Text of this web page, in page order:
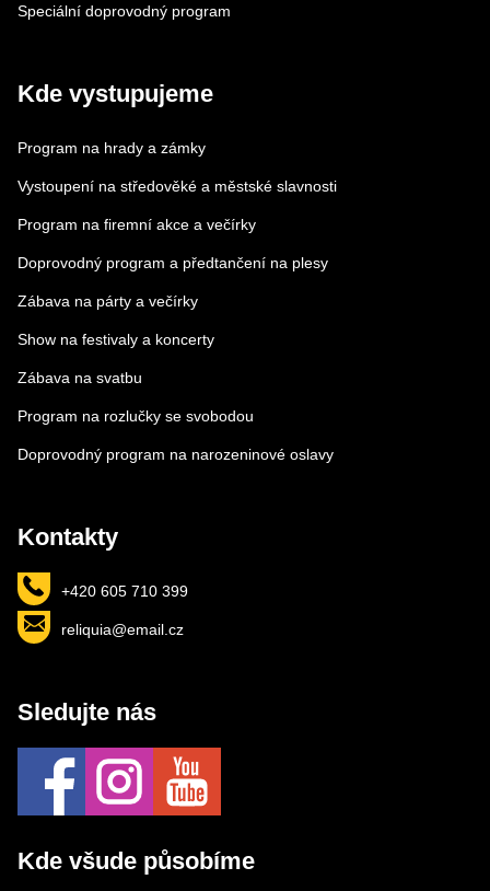
Speciální doprovodný program
Kde vystupujeme
Program na hrady a zámky
Vystoupení na středověké a městské slavnosti
Program na firemní akce a večírky
Doprovodný program a předtančení na plesy
Zábava na párty a večírky
Show na festivaly a koncerty
Zábava na svatbu
Program na rozlučky se svobodou
Doprovodný program na narozeninové oslavy
Kontakty
+420 605 710 399
reliquia@email.cz
Sledujte nás
Kde všude působíme